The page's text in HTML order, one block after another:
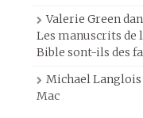
Valerie Green
Les manuscrits de
Bible sont-ils des
Michael Langlois
Mac